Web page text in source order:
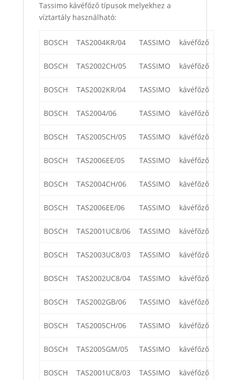
Tassimo kávéfőző típusok melyekhez a
víztartály használható:
BOSCH TAS2004KR/04 TASSIMO kávéfőző
BOSCH TAS2002CH/05 TASSIMO kávéfőző
BOSCH TAS2002KR/04 TASSIMO kávéfőző
BOSCH TAS2004/06 TASSIMO kávéfőző
BOSCH TAS2005CH/05 TASSIMO kávéfőző
BOSCH TAS2006EE/05 TASSIMO kávéfőző
BOSCH TAS2004CH/06 TASSIMO kávéfőző
BOSCH TAS2006EE/06 TASSIMO kávéfőző
BOSCH TAS2001UC8/06 TASSIMO kávéfőző
BOSCH TAS2003UC8/03 TASSIMO kávéfőző
BOSCH TAS2002UC8/04 TASSIMO kávéfőző
BOSCH TAS2002GB/06 TASSIMO kávéfőző
BOSCH TAS2005CH/06 TASSIMO kávéfőző
BOSCH TAS2005GM/05 TASSIMO kávéfőző
BOSCH TAS2001UC8/03 TASSIMO kávéfőző